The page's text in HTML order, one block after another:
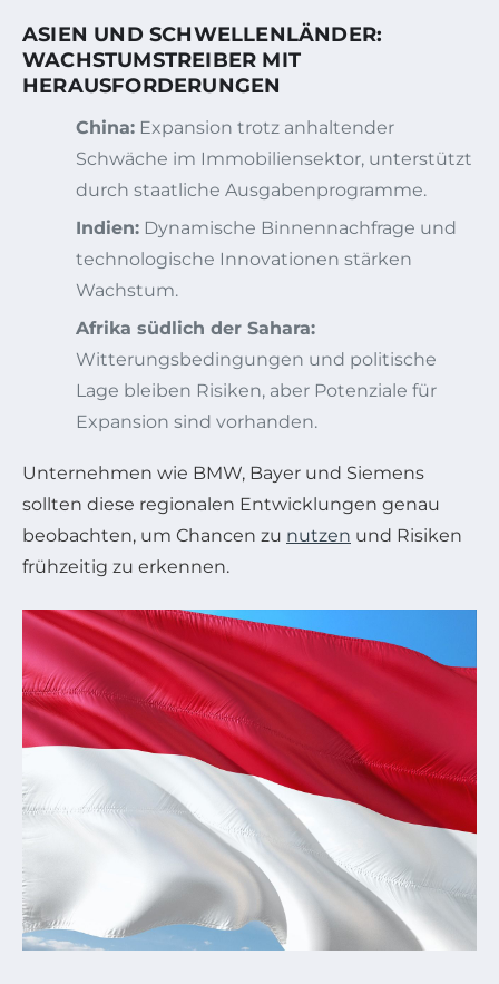
ASIEN UND SCHWELLENLÄNDER:
WACHSTUMSTREIBER MIT
HERAUSFORDERUNGEN
China: Expansion trotz anhaltender
Schwäche im Immobiliensektor, unterstützt
durch staatliche Ausgabenprogramme.
Indien: Dynamische Binnennachfrage und
technologische Innovationen stärken
Wachstum.
Afrika südlich der Sahara:
Witterungsbedingungen und politische
Lage bleiben Risiken, aber Potenziale für
Expansion sind vorhanden.
Unternehmen wie BMW, Bayer und Siemens
sollten diese regionalen Entwicklungen genau
beobachten, um Chancen zu nutzen und Risiken
frühzeitig zu erkennen.